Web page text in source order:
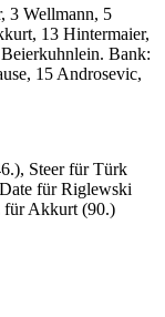
3 Wellmann, 5
13 Hintermaier,
Bank:
15 Androsevic,
Steer für Türk
für Riglewski
für Akkurt (90.)